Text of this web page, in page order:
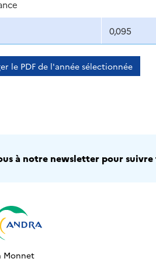
0,095
le PDF de l'année sélectionnée
à notre newsletter pour suivre
Monnet